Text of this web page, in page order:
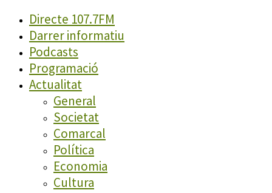
Directe 107.7FM
Darrer informatiu
Podcasts
Programació
Actualitat
General
Societat
Comarcal
Política
Economia
Cultura